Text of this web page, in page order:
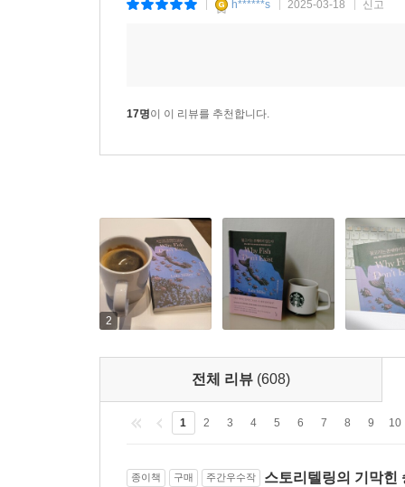
h******s 2025-03-18 신고
17명이 이 리뷰를 추천합니다.
2
전체 리뷰 (608)
1 2 3 4 5 6 7 8 9 10
종이책 구매 주간우수작 스토리텔링의 기막힌